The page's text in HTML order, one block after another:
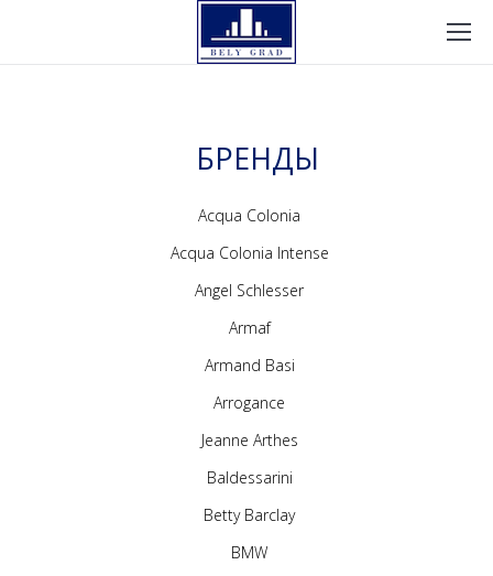
БРЕНДЫ
Acqua Colonia
Acqua Colonia Intense
Angel Schlesser
Armaf
Armand Basi
Arrogance
Jeanne Arthes
Baldessarini
Betty Barclay
BMW